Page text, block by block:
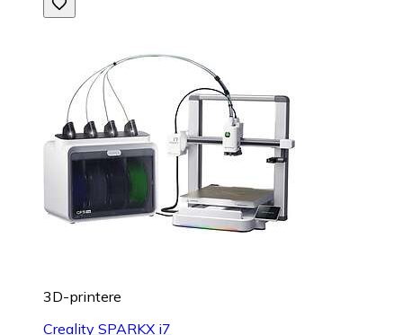
3D-printere
Creality SPARKX i7